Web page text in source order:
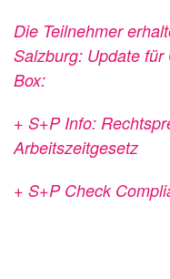
Die Teilnehmer
Salzburg: Update
Box:
+ S+P Info:
Arbeitszeitgesetz
+ S+P Check